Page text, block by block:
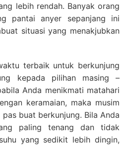
lebih rendah. Banyak orang
pantai anyer sepanjang ini
situasi yang menakjubkan
terbaik untuk berkunjung
kepada pilihan masing –
Anda menikmati matahari
keramaian, maka musim
buat berkunjung. Bila Anda
paling tenang dan tidak
yang sedikit lebih dingin,